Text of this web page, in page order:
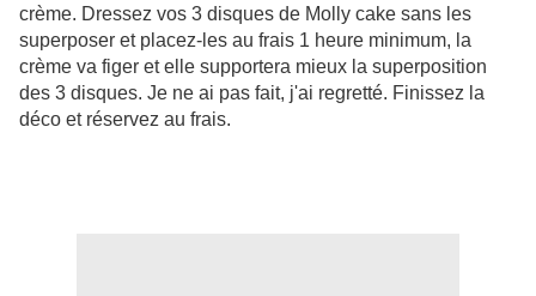
crème. Dressez vos 3 disques de Molly cake sans les
superposer et placez-les au frais 1 heure minimum, la
crème va figer et elle supportera mieux la superposition
des 3 disques. Je ne ai pas fait, j'ai regretté. Finissez la
déco et réservez au frais.